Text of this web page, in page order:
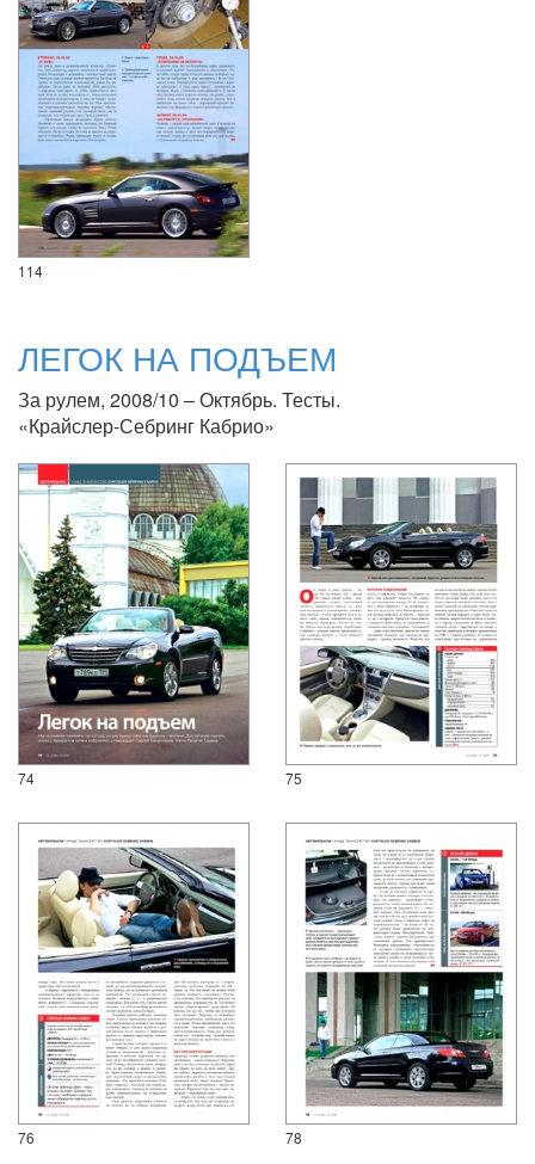
114
ЛЕГОК НА ПОДЪЕМ
За рулем, 2008/10 – Октябрь. Тесты.
«Крайслер-Себринг Кабрио»
74 75
76 78